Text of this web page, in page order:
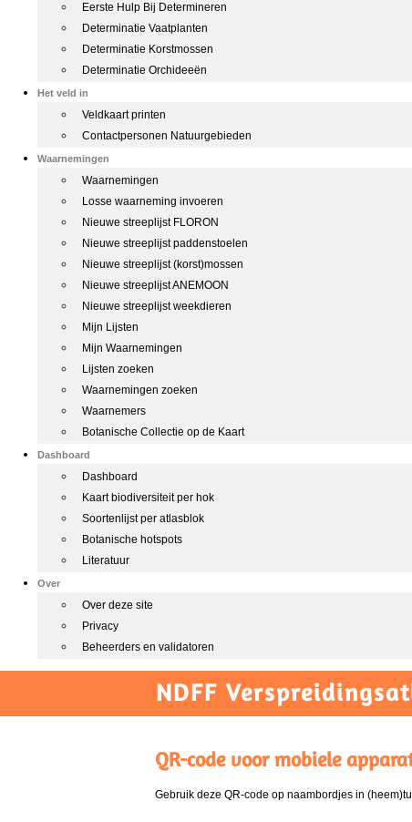
Eerste Hulp Bij Determineren
Determinatie Vaatplanten
Determinatie Korstmossen
Determinatie Orchideeën
Het veld in
Veldkaart printen
Contactpersonen Natuurgebieden
Waarnemingen
Waarnemingen
Losse waarneming invoeren
Nieuwe streeplijst FLORON
Nieuwe streeplijst paddenstoelen
Nieuwe streeplijst (korst)mossen
Nieuwe streeplijst ANEMOON
Nieuwe streeplijst weekdieren
Mijn Lijsten
Mijn Waarnemingen
Lijsten zoeken
Waarnemingen zoeken
Waarnemers
Botanische Collectie op de Kaart
Dashboard
Dashboard
Kaart biodiversiteit per hok
Soortenlijst per atlasblok
Botanische hotspots
Literatuur
Over
Over deze site
Privacy
Beheerders en validatoren
NDFF
QR-code voor mobiele
Gebruik deze QR-code op naambordjes in